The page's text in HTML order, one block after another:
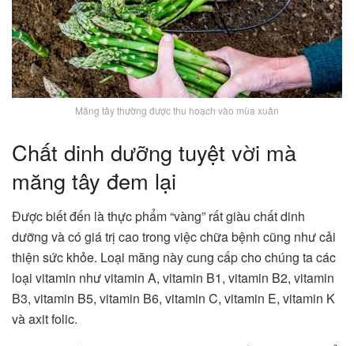
Măng tây thường được thu hoạch vào mùa xuân
Chất dinh dưỡng tuyệt vời mà
măng tây đem lại
Được biết đến là thực phẩm “vàng” rất giàu chất dinh
dưỡng và có giá trị cao trong việc chữa bệnh cũng như cải
thiện sức khỏe. Loại măng này cung cấp cho chúng ta các
loại vitamin như vitamin A, vitamin B1, vitamin B2, vitamin
B3, vitamin B5, vitamin B6, vitamin C, vitamin E, vitamin K
và axit folic.